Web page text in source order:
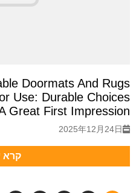
Doormats And Rugs
Use: Durable Choices
Great First Impression
2025年12月24日
קרא